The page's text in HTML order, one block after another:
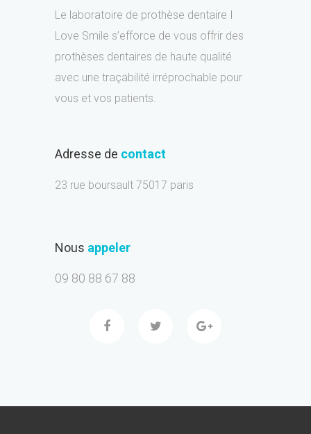
Le laboratoire de prothèse dentaire I
Love Smile s’efforce de vous offrir des
prothèses dentaires de haute qualité
avec une traçabilité irréprochable pour
vous et vos patients.
Adresse de contact
23 rue boursault 75017 paris
Nous appeler
09 80 88 67 88